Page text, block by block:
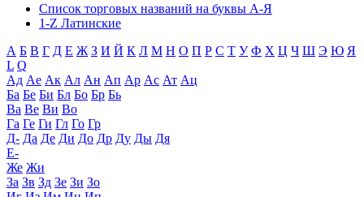
Список торговых названий на буквы А-Я
1-Z Латинские
А Б В Г Д Е Ж З И Й К Л М Н О П Р С Т У Ф Х Ц Ч Ш Э Ю Я
L Q
Ад Ае Ак Ал Ан Ап Ар Ас Ат Ац
Ба Бе Би Бл Бо Бр Бь
Ва Ве Ви Во
Га Ге Ги Гл Го Гр
Д- Да Де Ди До Др Ду Ды Дя
Е-
Же Жи
За Зв Зд Зе Зи Зо